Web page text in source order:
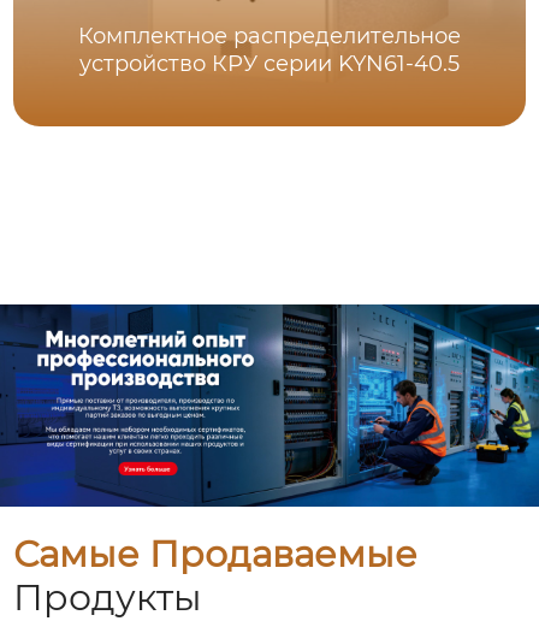
Комплектное распределительное
устройство КРУ серии KYN61-40.5
Самые Продаваемые
Продукты